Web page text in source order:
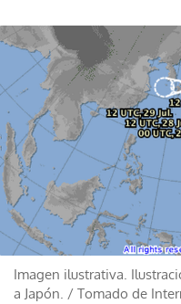
Imagen ilustrativa.
a Japón. / Tomado de